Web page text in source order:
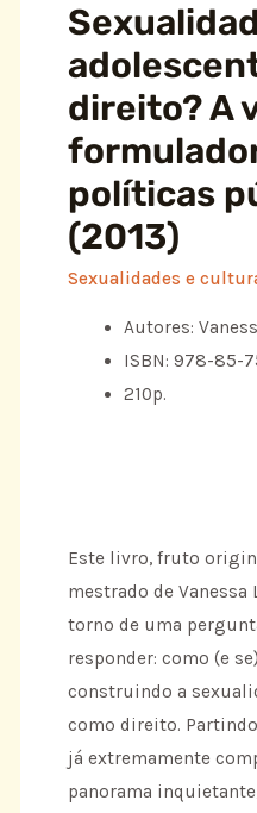
direito? A
políticas
(2013)
Sexualidades e
Autores:
ISBN: 978-85-
210p.
Este livro, fruto
mestrado de
torno de uma
responder: como (e
construindo a
como direito.
já extremamente
panorama